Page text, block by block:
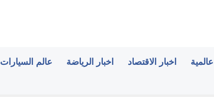
عالمية اخبار الاقتصاد اخبار الرياضة عالم السيارات